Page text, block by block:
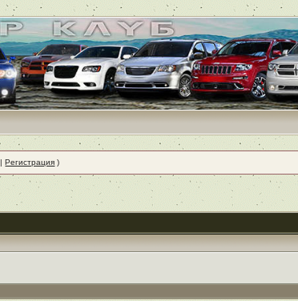
|Регистрация )